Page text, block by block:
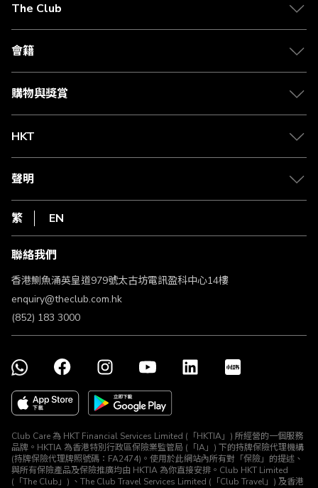
The Club
關於 The Club
合作夥伴
媒體中心
會籍
會籍及專屬禮遇
賺取積分
購物與獎賞
物流與配送
Club Shopping 商品領取站
常見問題
HKT
csl.
1010
HKT
聲明
私隱聲明
使用條款
條款及細則
不歧視及不騷擾聲明
認可牌照及通告
繁 EN
聯絡我們
香港鰂魚涌英皇道979號太古坊電訊盈科中心14樓
enquiry@theclub.com.hk
(852) 183 3000
Club Care 為 HKT Financial Services Limited (「HKTIA」) 所經營的一個服務
品牌。HKTIA 為香港特別行政區保險業監管局 (「IA」) 下的持牌保險代理機構
(持牌保險代理牌照號碼：FA2474)。使用於此網站內所有對「保險」的提述、
與所有保險產品及保險推廣均由 HKTIA 為你直接安排。Club HKT Limited
(「The Club」) 、The Club Travel Services Limited (「Club Travel」) 及香港